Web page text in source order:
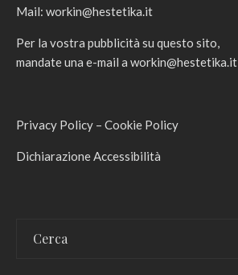
Mail: workin@hestetika.it
Per la vostra pubblicità su questo sito,
mandate una e-mail a workin@hestetika.it
Privacy Policy – Cookie Policy
Dichiarazione Accessibilità